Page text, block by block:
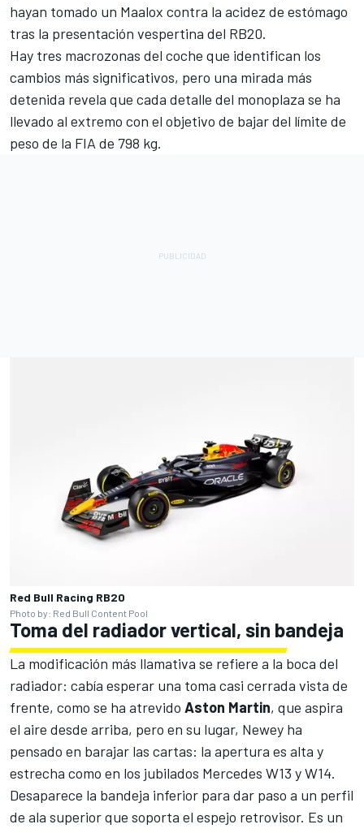
hayan tomado un Maalox contra la acidez de estómago
tras la presentación vespertina del RB20.
Hay tres macrozonas del coche que identifican los
cambios más significativos, pero una mirada más
detenida revela que cada detalle del monoplaza se ha
llevado al extremo con el objetivo de bajar del límite de
peso de la FIA de 798 kg.
Red Bull Racing RB20
Photo by: Red Bull Content Pool
Toma del radiador vertical, sin bandeja
La modificación más llamativa se refiere a la boca del
radiador: cabía esperar una toma casi cerrada vista de
frente, como se ha atrevido Aston Martin, que aspira
el aire desde arriba, pero en su lugar, Newey ha
pensado en barajar las cartas: la apertura es alta y
estrecha como en los jubilados Mercedes W13 y W14.
Desaparece la bandeja inferior para dar paso a un perfil
de ala superior que soporta el espejo retrovisor. Es un